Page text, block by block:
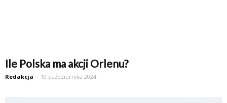
Ile Polska ma akcji Orlenu?
Redakcja - 10 października 2024